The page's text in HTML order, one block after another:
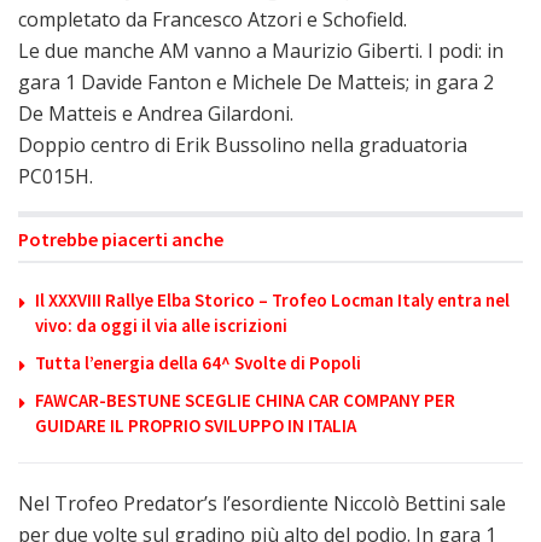
completato da Francesco Atzori e Schofield.
Le due manche AM vanno a Maurizio Giberti. I podi: in
gara 1 Davide Fanton e Michele De Matteis; in gara 2
De Matteis e Andrea Gilardoni.
Doppio centro di Erik Bussolino nella graduatoria
PC015H.
Potrebbe piacerti anche
Il XXXVIII Rallye Elba Storico – Trofeo Locman Italy entra nel
vivo: da oggi il via alle iscrizioni
Tutta l’energia della 64^ Svolte di Popoli
FAWCAR-BESTUNE SCEGLIE CHINA CAR COMPANY PER
GUIDARE IL PROPRIO SVILUPPO IN ITALIA
Nel Trofeo Predator’s l’esordiente Niccolò Bettini sale
per due volte sul gradino più alto del podio. In gara 1